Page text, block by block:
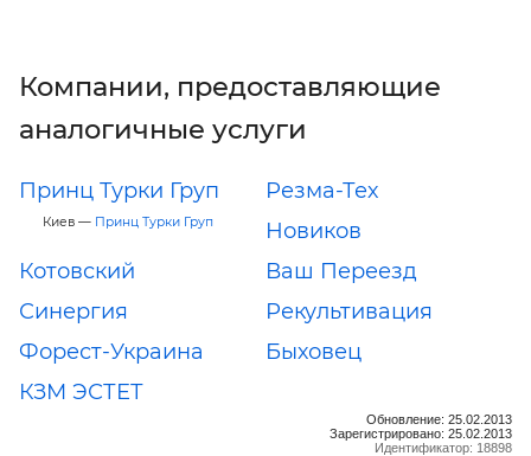
Компании, предоставляющие
аналогичные услуги
Принц Турки Груп
Киев — Принц Турки Груп
Резма-Тех
Новиков
Котовский
Ваш Переезд
Синергия
Рекультивация
Форест-Украина
Быховец
КЗМ ЭСТЕТ
Обновление: 25.02.2013
Зарегистрировано: 25.02.2013
Идентификатор: 18898